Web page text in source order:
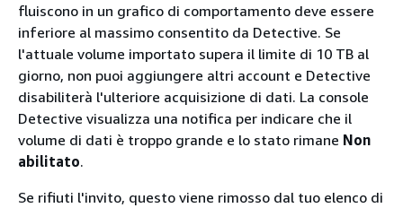
fluiscono in un grafico di comportamento deve essere
inferiore al massimo consentito da Detective. Se
l'attuale volume importato supera il limite di 10 TB al
giorno, non puoi aggiungere altri account e Detective
disabiliterà l'ulteriore acquisizione di dati. La console
Detective visualizza una notifica per indicare che il
volume di dati è troppo grande e lo stato rimane Non
abilitato.
Se rifiuti l'invito, questo viene rimosso dal tuo elenco di